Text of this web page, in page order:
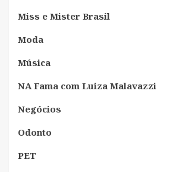
Miss e Mister Brasil
Moda
Música
NA Fama com Luiza Malavazzi
Negócios
Odonto
PET